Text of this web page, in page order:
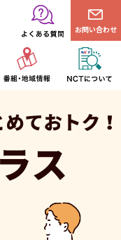
お問い合わせ